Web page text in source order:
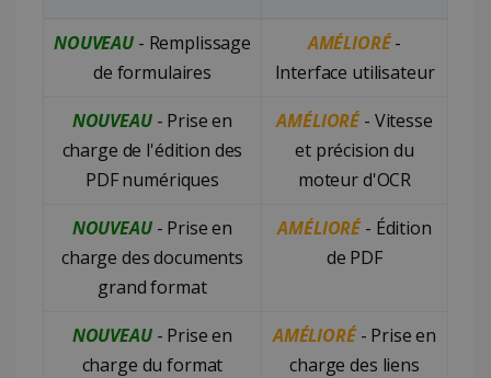
NOUVEAU - Remplissage
de formulaires
AMÉLIORÉ-
Interface utilisateur
NOUVEAU- Prise en
charge de l'édition des
PDF numériques
AMÉLIORÉ - Vitesse
et précision du
moteur d'OCR
NOUVEAU- Prise en
charge des documents
grand format
AMÉLIORÉ - Édition
de PDF
NOUVEAU- Prise en
charge du format
AMÉLIORÉ- Prise en
charge des liens